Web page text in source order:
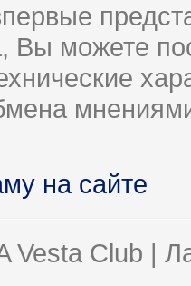
Вы можете
на сайте
Vesta Club |